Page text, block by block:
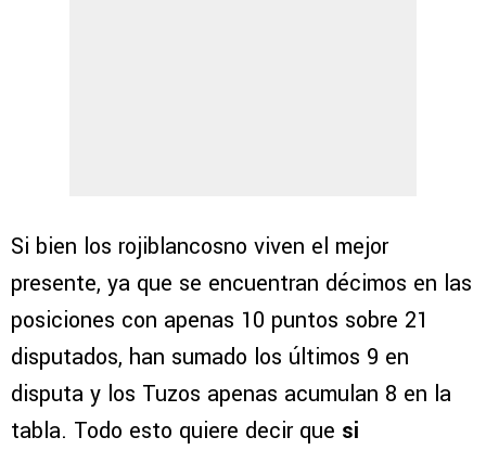
Si bien los rojiblancosno viven el mejor
presente, ya que se encuentran décimos en las
posiciones con apenas 10 puntos sobre 21
disputados, han sumado los últimos 9 en
disputa y los Tuzos apenas acumulan 8 en la
tabla. Todo esto quiere decir que si